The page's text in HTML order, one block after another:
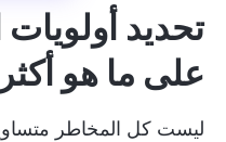
تحديد أولويات
على ما هو
ليست كل المخاطر